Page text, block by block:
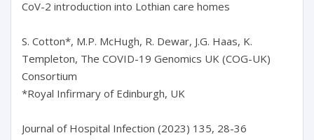
CoV-2 introduction into Lothian care homes
S. Cotton*, M.P. McHugh, R. Dewar, J.G. Haas, K.
Templeton, The COVID-19 Genomics UK (COG-UK)
Consortium
*Royal Infirmary of Edinburgh, UK
Journal of Hospital Infection (2023) 135, 28-36